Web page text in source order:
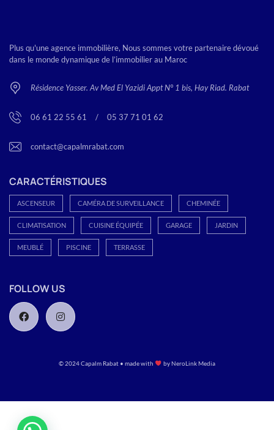
Plus qu'une agence immobilière, Nous sommes votre partenaire dévoué
dans le monde dynamique de l’immobilier au Maroc
Résidence Yasser. Av Med El Yazidi Appt N° 1 bis, Hay Riad. Rabat
06 61 22 55 61 / 05 37 71 01 62
contact@capalmrabat.com
CARACTÉRISTIQUES
ASCENSEUR CAMÉRA DE SURVEILLANCE CHEMINÉE
CLIMATISATION CUISINE ÉQUIPÉE GARAGE JARDIN
MEUBLÉ PISCINE TERRASSE
FOLLOW US
© 2024 Capalm Rabat • made with byNeroLink Media